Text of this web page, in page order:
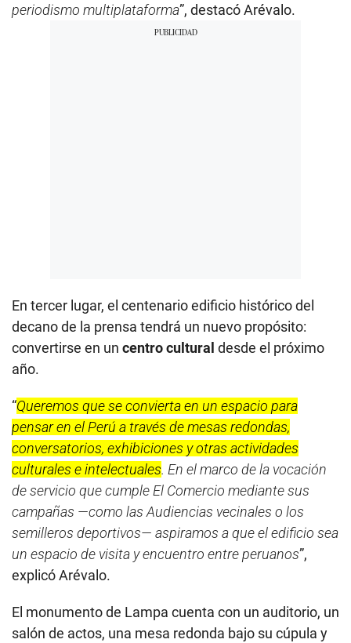
periodismo multiplataforma”, destacó Arévalo.
En tercer lugar, el centenario edificio histórico del
decano de la prensa tendrá un nuevo propósito:
convertirse en un centro cultural desde el próximo
año.
“Queremos que se convierta en un espacio para
pensar en el Perú a través de mesas redondas,
conversatorios, exhibiciones y otras actividades
culturales e intelectuales. En el marco de la vocación
de servicio que cumple El Comercio mediante sus
campañas —como las Audiencias vecinales o los
semilleros deportivos— aspiramos a que el edificio sea
un espacio de visita y encuentro entre peruanos”,
explicó Arévalo.
El monumento de Lampa cuenta con un auditorio, un
salón de actos, una mesa redonda bajo su cúpula y